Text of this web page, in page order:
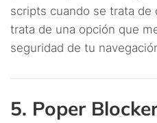
scripts cuando se trata de
trata de una opción que
seguridad de tu
5. Poper